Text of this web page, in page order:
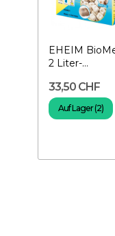
EHEIM
2 Liter-
Filtermedium
33,50 CHF
Auf Lager (2)